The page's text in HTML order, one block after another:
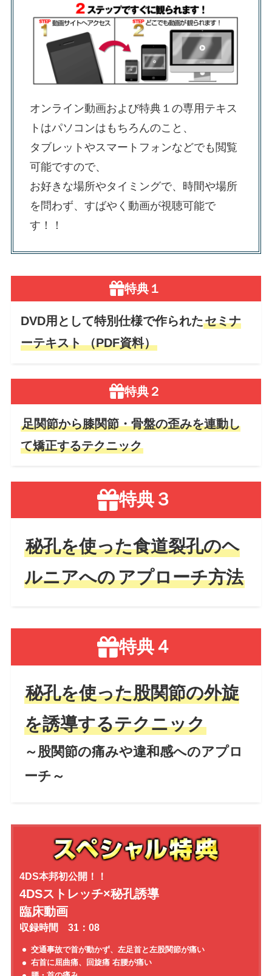
オンライン動画および特典１の専用テキス
トはパソコンはもちろんのこと、
タブレットやスマートフォンなどでも閲覧
可能ですので、
お好きな場所やタイミングで、時間や場所
を問わず、すばやく動画が視聴可能で
す！！
特典１
DVD用として特別仕様で作られたセミナ
ーテキスト（PDF資料）
特典２
足関節から膝関節・骨盤の歪みを連動し
て矯正するテクニック
特典３
秘孔を使った食道裂孔のヘ
ルニアへのアプローチ方法
特典４
秘孔を使った股関節の外旋
を誘導するテクニック
～股関節の痛みや違和感へのアプロ
ーチ～
4DS本邦初公開！！
4DSストレッチ×秘孔誘導
臨床動画
収録時間 31：08
交通事故で首が動かず、左足首と左股関節が痛い
右首に屈曲痛、回旋痛 右腰が痛い